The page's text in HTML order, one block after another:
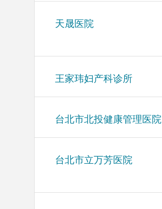
天晟医院
王家玮妇产科诊所
台北市北投健康管理医院
台北市立万芳医院